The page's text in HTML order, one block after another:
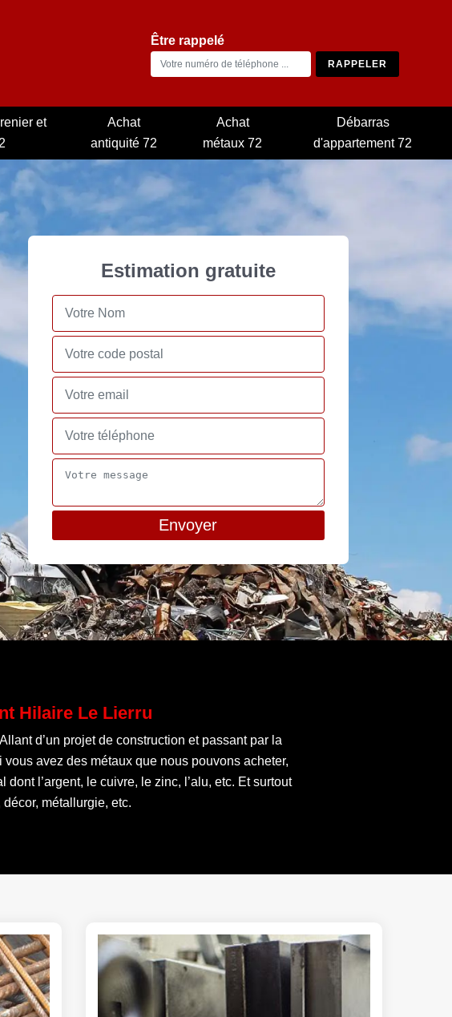
Être rappelé
et
Achat
antiquité 72
Achat
métaux 72
Débarras
d'appartement 72
Estimation gratuite
Hilaire Le Lierru
d’un projet de construction et passant par la
avez des métaux que nous pouvons acheter,
l’argent, le cuivre, le zinc, l’alu, etc. Et surtout
métallurgie, etc.